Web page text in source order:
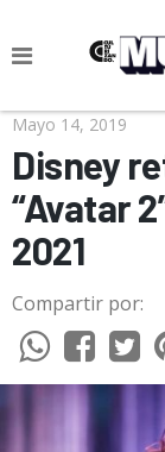
NOTICIAS
CULTURA POP
CIENCIA Y
VIDA
SOCIEDAD
Mayo 14, 2019
Disney
“Avatar
2021
Compartir por: